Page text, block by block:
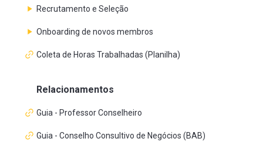
Recrutamento e Seleção
Onboarding de novos membros
Coleta de Horas Trabalhadas (Planilha)
Relacionamentos
Guia - Professor Conselheiro
Guia - Conselho Consultivo de Negócios (BAB)